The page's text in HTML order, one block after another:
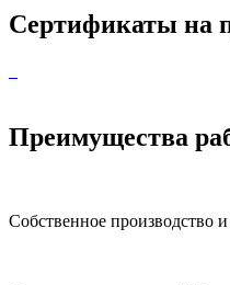
Сертификаты на
Преимущества
Собственное производство